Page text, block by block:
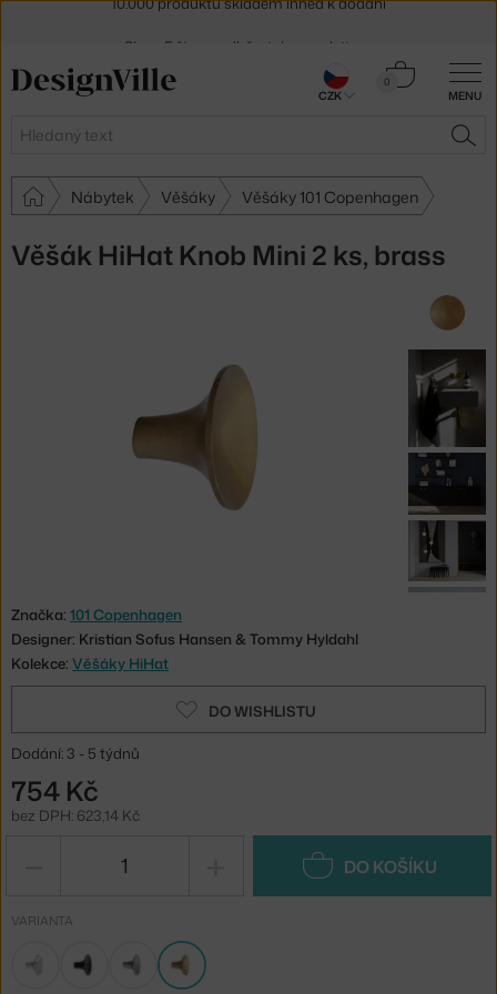
MENU
Hledat
0
Košík
Nábytek Věšáky Věšáky 101 Copenhagen
Věšák HiHat Knob Mini 2 ks, brass
Značka: 101 Copenhagen
Designer: Kristian Sofus Hansen & Tommy Hyldahl
Kolekce: Věšáky HiHat
DO WISHLISTU
Dodání: 3 - 5 týdnů
754 Kč
bez DPH: 623,14 Kč
DO KOŠÍKU
VARIANTA
30 dní na vrácení zboží
CZK